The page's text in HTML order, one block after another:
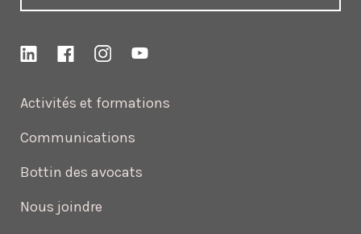
Activités et formations
Communications
Bottin des avocats
Nous joindre